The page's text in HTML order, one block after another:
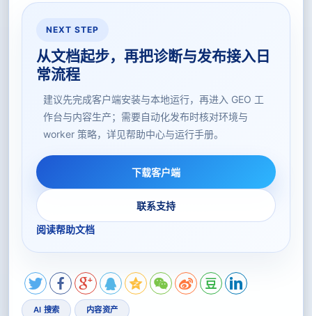
NEXT STEP
从文档起步，再把诊断与发布接入日
常流程
建议先完成客户端安装与本地运行，再进入 GEO 工
作台与内容生产；需要自动化发布时核对环境与
worker 策略，详见帮助中心与运行手册。
下载客户端
联系支持
阅读帮助文档
AI 搜索 内容资产